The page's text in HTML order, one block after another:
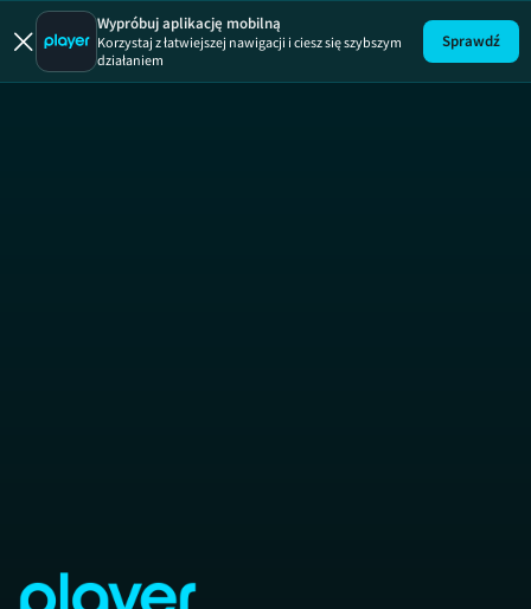
Wypróbuj aplikację mobilną
Korzystaj z łatwiejszej nawigacji i ciesz się szybszym
działaniem
Sprawdź